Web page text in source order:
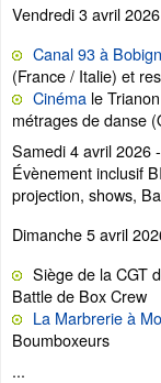
Vendredi 3 avril 2026
Canal 93 à
(France / Italie) et
Cinéma le
métrages de danse
Samedi 4 avril 2026
Évènement inclusif
projection, shows,
Dimanche 5 avril
Siège de la CGT
Battle de Box Crew
La Marbrerie à
Boumboxeurs
...